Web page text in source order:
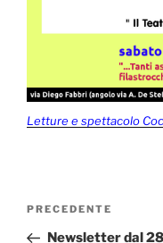
Letture e spettacolo
Navigazione
Articolo
precedente:
PRECEDENTE
Newsletter dal